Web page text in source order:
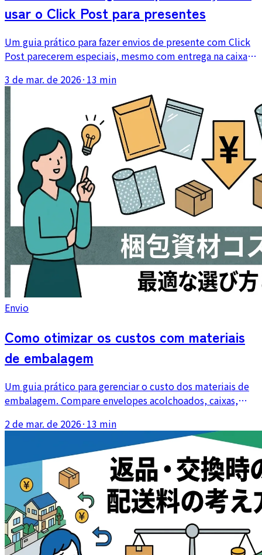
usar o Click Post para presentes
Um guia prático para fazer envios de presente com Click
Post parecerem especiais, mesmo com entrega na caixa
cartões de mensagem e quando considerar outro método
3 de mar. de 2026· 13 min
Envio
Como otimizar os custos com materiais
de embalagem
Um guia prático para gerenciar o custo dos materiais de
embalagem. Compare envelopes acolchoados, caixas,
compras em volume e melhores escolhas de material
podem reduzir o custo anual do envio.
2 de mar. de 2026· 13 min